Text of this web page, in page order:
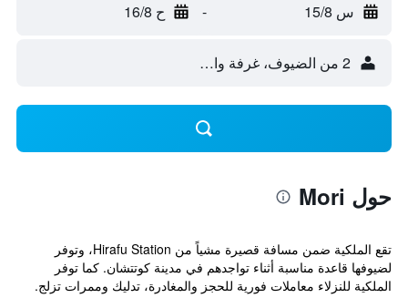
س 15/8 - ح 16/8
2 من الضيوف، غرفة واحدة
حول Mori
تقع الملكية ضمن مسافة قصيرة مشياً من Hirafu Station، وتوفر
لضيوفها قاعدة مناسبة أثناء تواجدهم في مدينة كوتتشان. كما توفر
الملكية للنزلاء معاملات فورية للحجز والمغادرة، تدليك وممرات تزلج.